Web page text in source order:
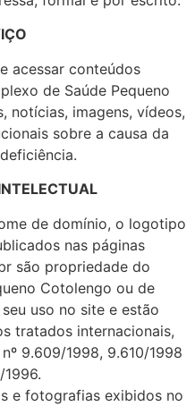
acessar conteúdos
de Saúde Pequeno
notícias, imagens, vídeos,
sobre a causa da
de domínio, o logotipo
nas páginas
são propriedade do
Cotolengo ou de
uso no site e estão
tratados internacionais,
9.609/1998, 9.610/1998
e fotografias exibidos no